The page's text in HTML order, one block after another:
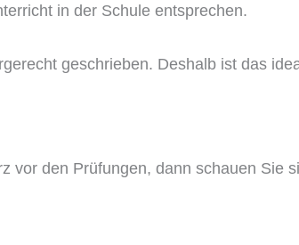
in der Schule entsprechen.
geschrieben. Deshalb ist das
vor den Prüfungen, dann schauen Sie